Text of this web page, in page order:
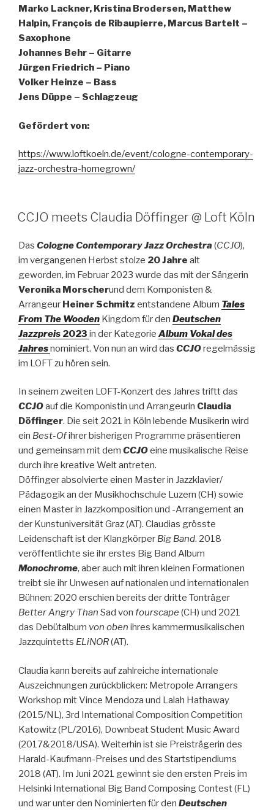
Marko Lackner, Kristina Brodersen, Matthew
Halpin, François de Ribaupierre, Marcus Bartelt –
Saxophone
Johannes Behr – Gitarre
Jürgen Friedrich – Piano
Volker Heinze – Bass
Jens Düppe – Schlagzeug
Gefördert von:
https://www.loftkoeln.de/event/cologne-contemporary-
jazz-orchestra-homegrown/
CCJO meets Claudia Döffinger @ Loft Köln
Das Cologne Contemporary Jazz Orchestra (CCJO),
im vergangenen Herbst stolze 20 Jahre alt
geworden, im Februar 2023 wurde das mit der Sängerin
Veronika Morscherund dem Komponisten &
Arrangeur Heiner Schmitz entstandene Album Tales
From The Wooden Kingdom für den Deutschen
Jazzpreis 2023 in der Kategorie Album Vokal des
Jahresnominiert. Von nun an wird das CCJOregelmässig
im LOFT zu hören sein.
In seinem zweiten LOFT-Konzert des Jahres triftt das
CCJOauf die Komponistin und Arrangeurin Claudia
Döffinger. Die seit 2021 in Köln lebende Musikerin wird
ein Best-Ofihrer bisherigen Programme präsentieren
und gemeinsam mit dem CCJOeine musikalische Reise
durch ihre kreative Welt antreten.
Döffinger absolvierte einen Master in Jazzklavier/
Pädagogik an der Musikhochschule Luzern (CH) sowie
einen Master in Jazzkomposition und -Arrangement an
der Kunstuniversität Graz (AT). Claudias grösste
Leidenschaft ist der Klangkörper Big Band. 2018
veröffentlichte sie ihr erstes Big Band Album
Monochrome, aber auch mit ihren kleinen Formationen
treibt sie ihr Unwesen auf nationalen und internationalen
Bühnen: 2020 erschien bereits der dritte Tonträger
Better Angry Than Sad von fourscape (CH) und 2021
das Debütalbum von oben ihres kammermusikalischen
Jazzquintetts ELiNOR(AT).
Claudia kann bereits auf zahlreiche internationale
Auszeichnungen zurückblicken: Metropole Arrangers
Workshop mit Vince Mendoza und Lalah Hathaway
(2015/NL), 3rd International Composition Competition
Katowitz (PL/2016), Downbeat Student Music Award
(2017&2018/USA). Weiterhin ist sie Preisträgerin des
Harald-Kaufmann-Preises und des Startstipendiums
2018 (AT). Im Juni 2021 gewinnt sie den ersten Preis im
Helsinki International Big Band Composing Contest (FL)
und war unter den Nominierten für den Deutschen